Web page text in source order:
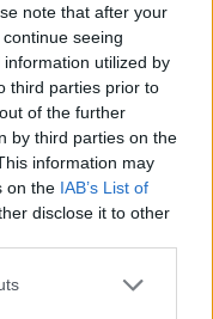
note that after your
seeing
utilized by
third parties prior to
of the further
by third parties on the
information may
on the IAB’s List of
disclose it to other
az 1997-es
használja,
a forgalomból,
személyi
válnak.